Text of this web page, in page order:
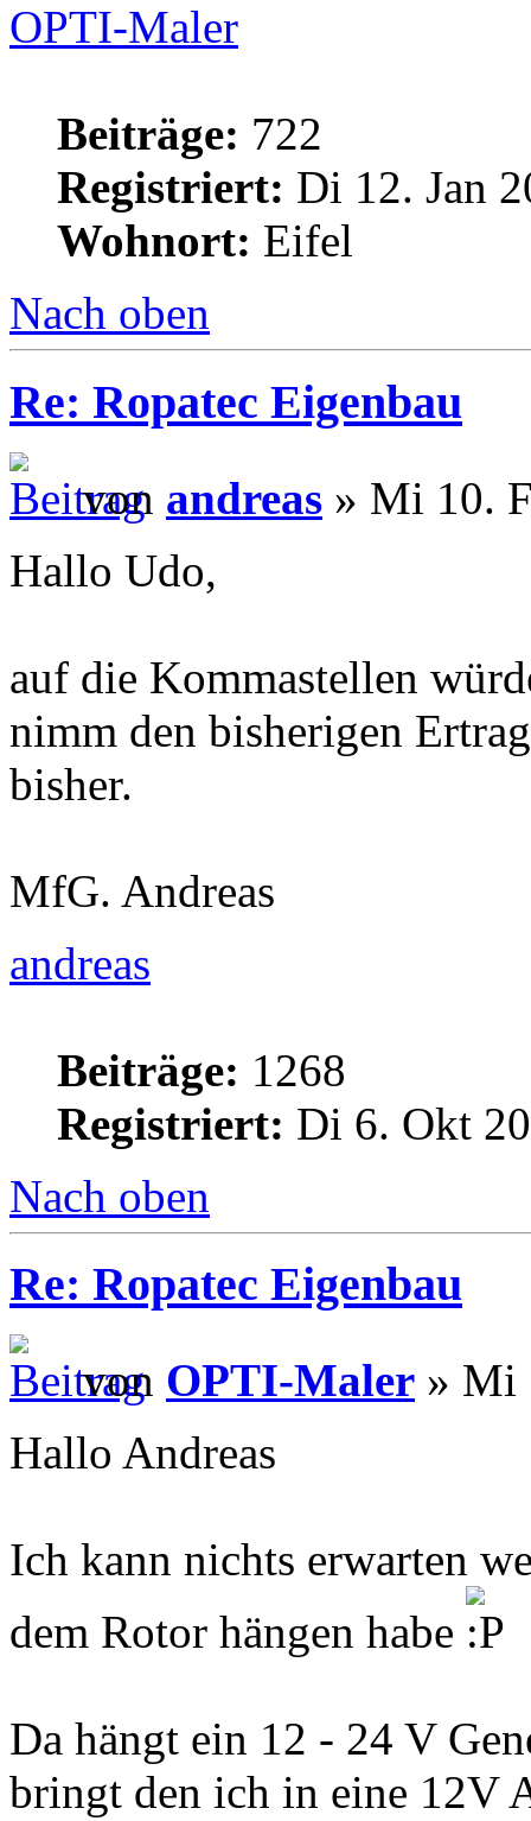
OPTI-Maler
Beiträge: 722
Registriert: Di 12. Jan
Wohnort: Eifel
Nach oben
Re: Ropatec Eigenbau
von andreas » Mi 10.
Hallo Udo,
auf die Kommastellen
nimm den bisherigen
bisher.
MfG. Andreas
andreas
Beiträge: 1268
Registriert: Di 6. Okt
Nach oben
Re: Ropatec Eigenbau
von OPTI-Maler » Mi
Hallo Andreas
Ich kann nichts erwarten
dem Rotor hängen habe
Da hängt ein 12 - 24 V
bringt den ich in eine 12V